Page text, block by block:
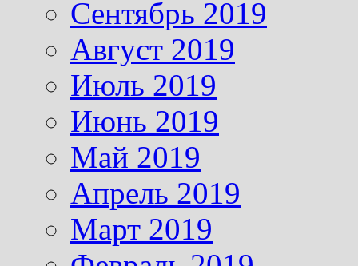
Сентябрь 2019
Август 2019
Июль 2019
Июнь 2019
Май 2019
Апрель 2019
Март 2019